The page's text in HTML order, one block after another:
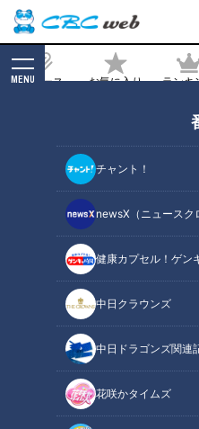
ニュース お気に入り ランキ
MENU
チャント！
newsX（ニュースク
健康カプセル！ゲン
中日クラウンズ
中日ドラゴンズ関連
花咲かタイムズ
ブ目の当り！ 花を
学校『名古屋ウェ
ビューティ学院』
記